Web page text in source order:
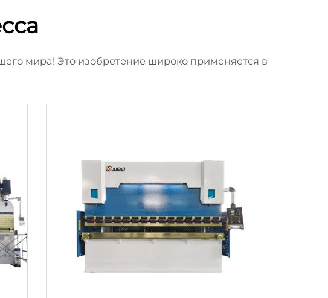
мира! Это изобретение широко применяется в